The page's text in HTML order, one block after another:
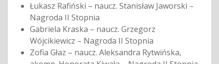
Łukasz Rafiński – naucz. Stanisław Jaworski –
Nagroda II Stopnia
Gabriela Kraska – naucz. Grzegorz
Wójcikiewicz – Nagroda II Stopnia
Zofia Głaz – naucz. Aleksandra Rytwińska,